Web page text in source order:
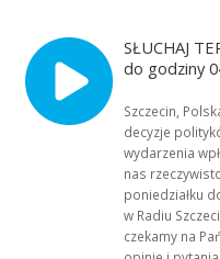
SŁUCHAJ
do godziny
Szczecin,
decyzje
wydarzenia
nas
poniedziałku
w Radiu
czekamy na